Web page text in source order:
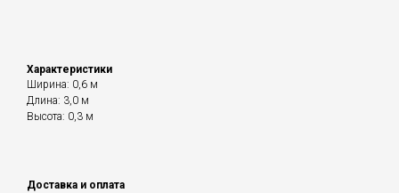
Характеристики
Ширина: 0,6 м
Длина: 3,0 м
Высота: 0,3 м
Доставка и оплата